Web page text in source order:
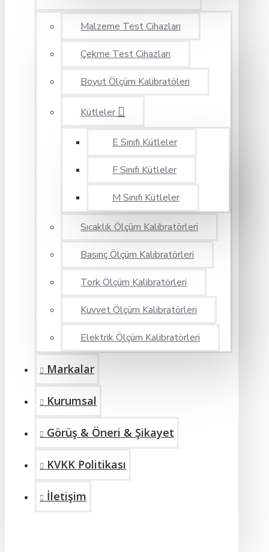
Malzeme Test Cihazları
Çekme Test Cihazları
Boyut Ölçüm Kalibratöleri
Kütleler
E Sınıfı Kütleler
F Sınıfı Kütleler
M Sınıfı Kütleler
Sıcaklık Ölçüm Kalibratörleri
Basınç Ölçüm Kalibratörleri
Tork Ölçüm Kalibratörleri
Kuvvet Ölçüm Kalibratörleri
Elektrik Ölçüm Kalibratörleri
Markalar
Kurumsal
Görüş & Öneri & Şikayet
KVKK Politikası
İletişim